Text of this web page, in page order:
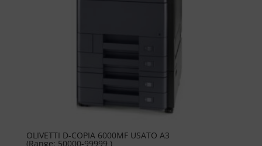
OLIVETTI D-COPIA 6000MF USATO A3
(Range: 50000-99999 )